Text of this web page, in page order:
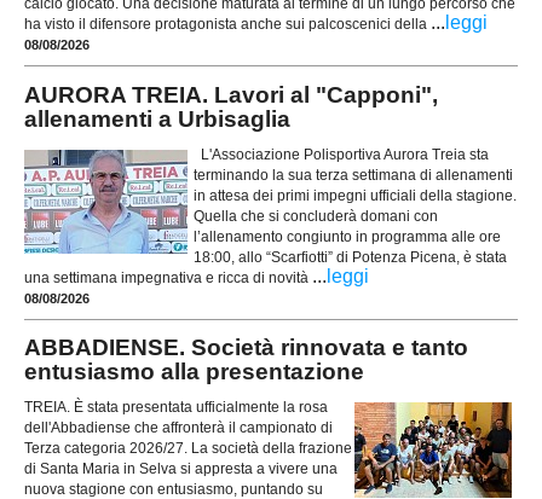
calcio giocato. Una decisione maturata al termine di un lungo percorso che
ha visto il difensore protagonista anche sui palcoscenici della ... leggi
08/08/2026
AURORA TREIA. Lavori al "Capponi",
allenamenti a Urbisaglia
L'Associazione Polisportiva Aurora Treia sta
terminando la sua terza settimana di allenamenti
in attesa dei primi impegni ufficiali della stagione.
Quella che si concluderà domani con
l’allenamento congiunto in programma alle ore
18:00, allo “Scarfiotti” di Potenza Picena, è stata
una settimana impegnativa e ricca di novità ... leggi
08/08/2026
ABBADIENSE. Società rinnovata e tanto
entusiasmo alla presentazione
TREIA. È stata presentata ufficialmente la rosa
dell'Abbadiense che affronterà il campionato di
Terza categoria 2026/27. La società della frazione
di Santa Maria in Selva si appresta a vivere una
nuova stagione con entusiasmo, puntando su